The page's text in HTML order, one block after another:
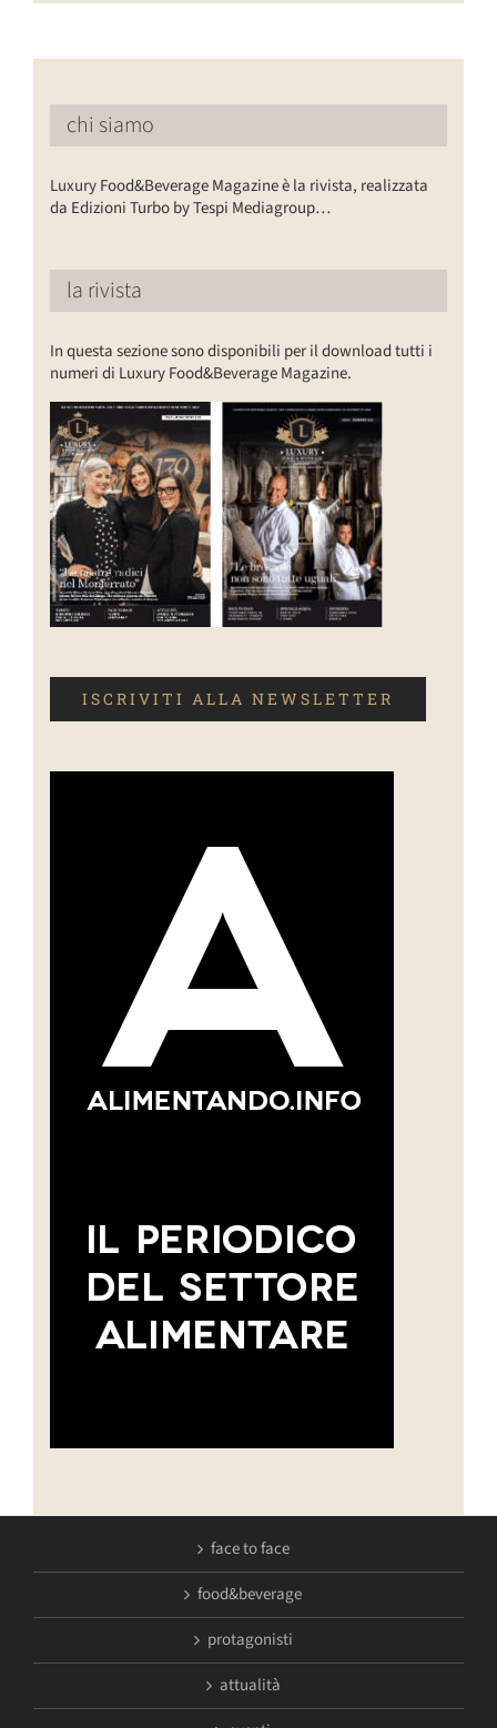
chi siamo
Luxury Food&Beverage Magazine è la rivista, realizzata
da Edizioni Turbo by Tespi Mediagroup…
la rivista
In questa sezione sono disponibili per il download tutti i
numeri di Luxury Food&Beverage Magazine.
ISCRIVITI ALLA NEWSLETTER
face to face
food&beverage
protagonisti
attualità